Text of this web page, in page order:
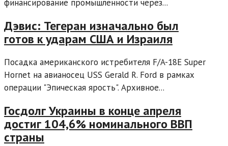
финансирование промышленности через...
Дэвис: Тегеран изначально был
готов к ударам США и Израиля
Посадка американского истребителя F/A-18E Super
Hornet на авианосец USS Gerald R. Ford в рамках
операции "Эпическая ярость". Архивное...
Госдолг Украины в конце апреля
достиг 104,6% номинального ВВП
страны